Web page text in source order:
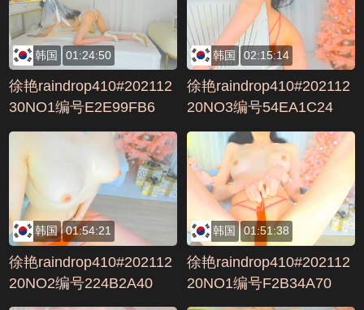
韩国 01:24:50
徐艳raindrop410#202112
30NO1编号E2E99FB6
韩国 02:15:14
徐艳raindrop410#202112
20NO3编号54EA1C24
韩国 01:54:21
徐艳raindrop410#202112
20NO2编号224B2A40
韩国 01:51:38
徐艳raindrop410#202112
20NO1编号F2B34A70